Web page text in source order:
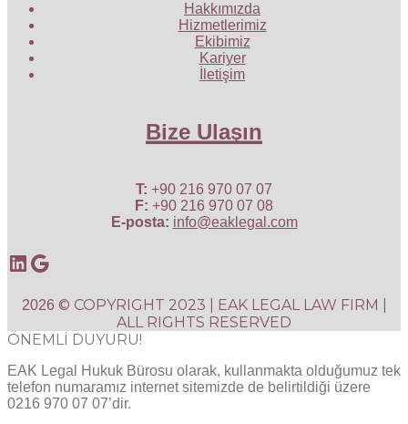
Hakkımızda
Hizmetlerimiz
Ekibimiz
Kariyer
İletişim
Bize Ulaşın
T: +90 216 970 07 07
F: +90 216 970 07 08
E-posta: info@eaklegal.com
LinkedIn
Google
2026 © COPYRIGHT 2023 | EAK LEGAL LAW FIRM |
ALL RIGHTS RESERVED
ÖNEMLİ DUYURU!
EAK Legal Hukuk Bürosu olarak, kullanmakta olduğumuz tek
telefon numaramız internet sitemizde de belirtildiği üzere
0216 970 07 07’dir.